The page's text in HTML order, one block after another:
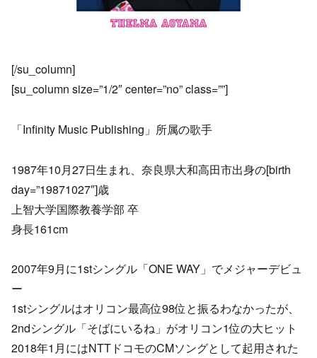
[/su_column]
[su_column size=”1/2″ center=”no” class=””]
「Infinity Music Publishing」所属の歌手
1987年10月27日生まれ、奈良県大和高田市出身の[birth
day=”19871027″]歳
上智大学国際教養学部 卒
身長161cm
2007年9月に1stシングル「ONE WAY」でメジャーデビュ
ー
1stシングルはオリコン最高位98位と振るわなかったが、
2ndシングル「そばにいるね」がオリコン1位の大ヒット
2018年1月にはNTTドコモのCMソングとして起用された